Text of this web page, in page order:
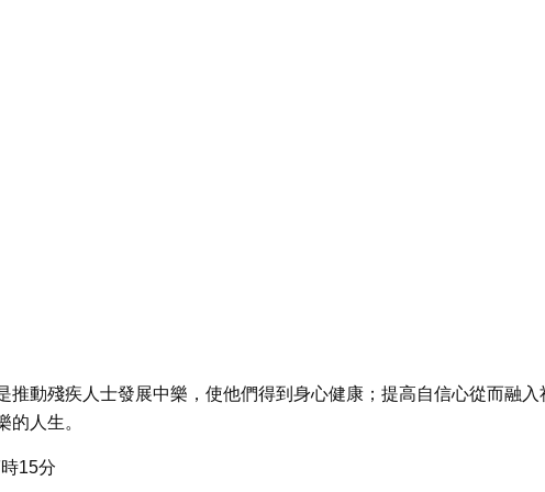
推動殘疾人士發展中樂，使他們得到身心健康；提高自信心從而融入
的人生。
15分